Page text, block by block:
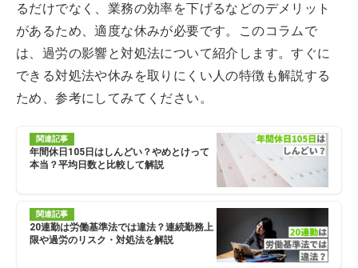
るだけでなく、業務の効率を下げるなどのデメリット
があるため、適度な休みが必要です。このコラムで
は、過労の影響と対処法について紹介します。すぐに
できる対処法や休みを取りにくい人の特徴も解説する
ため、参考にしてみてください。
関連記事
年間休日105日はしんどい？やめとけって
本当？平均日数と比較して解説
関連記事
20連勤は労働基準法では違法？連続勤務上
限や過労のリスク・対処法を解説